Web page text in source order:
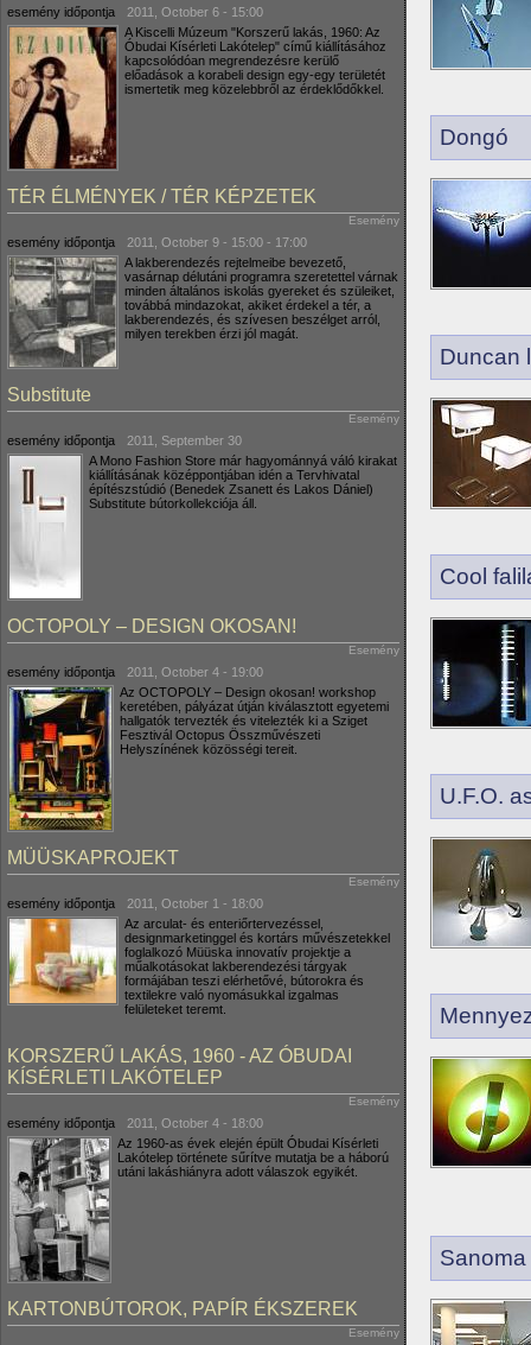
esemény időpontja
2011, October 6 - 15:00
A Kiscelli Múzeum "Korszerű lakás, 1960: Az
Óbudai Kísérleti Lakótelep" című kiállításához
kapcsolódóan megrendezésre kerülő
előadások a korabeli design egy-egy területét
ismertetik meg közelebbről az érdeklődőkkel.
TÉR ÉLMÉNYEK / TÉR KÉPZETEK
Esemény
esemény időpontja 2011, October 9 - 15:00 - 17:00
A lakberendezés rejtelmeibe bevezető,
vasárnap délutáni programra szeretettel várnak
minden általános iskolás gyereket és szüleiket,
továbbá mindazokat, akiket érdekel a tér, a
lakberendezés, és szívesen beszélget arról,
milyen terekben érzi jól magát.
Substitute
Esemény
esemény időpontja
2011, September 30
A Mono Fashion Store már hagyománnyá váló kirakat
kiállításának középpontjában idén a Tervhivatal
építészstúdió (Benedek Zsanett és Lakos Dániel)
Substitute bútorkollekciója áll.
OCTOPOLY – DESIGN OKOSAN!
Esemény
esemény időpontja
2011, October 4 - 19:00
Az OCTOPOLY – Design okosan! workshop
keretében, pályázat útján kiválasztott egyetemi
hallgatók tervezték és vitelezték ki a Sziget
Fesztivál Octopus Összművészeti
Helyszínének közösségi tereit.
MÜÜSKAPROJEKT
Esemény
esemény időpontja
2011, October 1 - 18:00
Az arculat- és enteriőrtervezéssel,
designmarketinggel és kortárs művészetekkel
foglalkozó Müüska innovatív projektje a
műalkotásokat lakberendezési tárgyak
formájában teszi elérhetővé, bútorokra és
textilekre való nyomásukkal izgalmas
felületeket teremt.
KORSZERŰ LAKÁS, 1960 - AZ ÓBUDAI
KÍSÉRLETI LAKÓTELEP
Esemény
esemény időpontja
2011, October 4 - 18:00
Az 1960-as évek elején épült Óbudai Kísérleti
Lakótelep története sűrítve mutatja be a háború
utáni lakáshiányra adott válaszok egyikét.
KARTONBÚTOROK, PAPÍR ÉKSZEREK
Esemény
Dongó
Duncan
Cool
U.F.O.